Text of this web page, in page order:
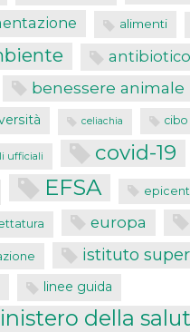
alimenti
benessere animale
celiachia cibo
ufficiali covid-19
EFSA
europa
istituto
linee guida
della